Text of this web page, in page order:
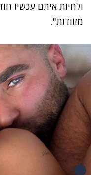
ולחיות איתם עכשיו
מזוודות".